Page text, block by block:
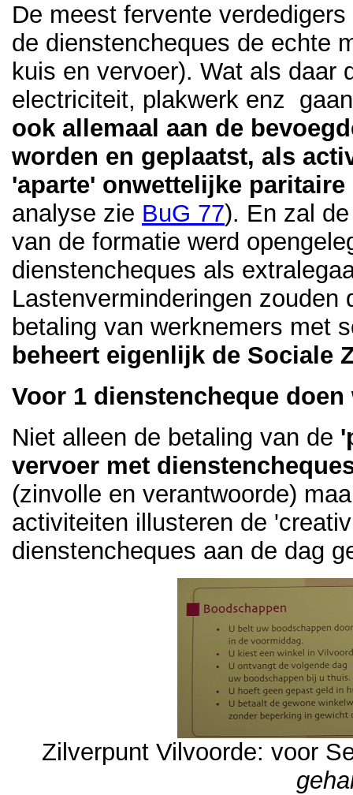
De meest fervente
de dienstencheques de echte
kuis en vervoer). Wat als daar
electriciteit, plakwerk enz
ook allemaal aan de
worden en geplaatst, als
'aparte' onwettelijke paritaire
analyse zie BuG 77). En zal
van de formatie werd
dienstencheques als
Lastenverminderingen
betaling van werknemers met
beheert eigenlijk de Sociale
Voor 1 dienstencheque
Niet alleen de betaling van de
vervoer met
(zinvolle en verantwoorde)
activiteiten illusteren de
dienstencheques aan de dag
Zilverpunt Vilvoorde: voor